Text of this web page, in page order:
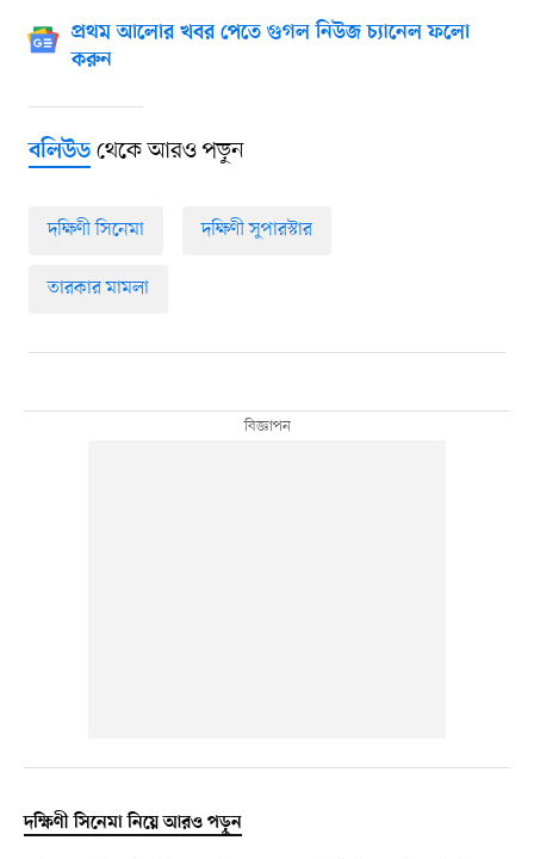
প্রথম আলোর খবর পেতে গুগল নিউজ চ্যানেল ফলো
করুন
বলিউডথেকে আরও পড়ুন
দক্ষিণী সিনেমা দক্ষিণী সুপারস্টার
তারকার মামলা
দক্ষিণী সিনেমা নিয়ে আরও পড়ুন